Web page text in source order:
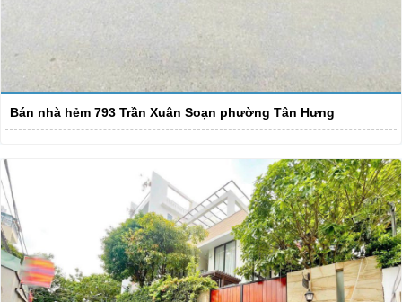
Bán nhà hẻm 793 Trần Xuân Soạn phường Tân Hưng